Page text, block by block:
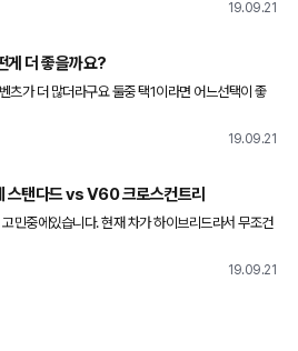
19.09.21
더 좋을까요?
츠가 더 많더라구요 둘중 택1이라면 어느선택이 좋
19.09.21
패밀리카 추천 GLC300쿠페 스탠다드 vs V60 크로스컨트리
민중에있습니다. 현재 차가 하이브리드라서 무조건
기걸어둔상태이고 순번상 대략 올해말 출고예상됩
19.09.21